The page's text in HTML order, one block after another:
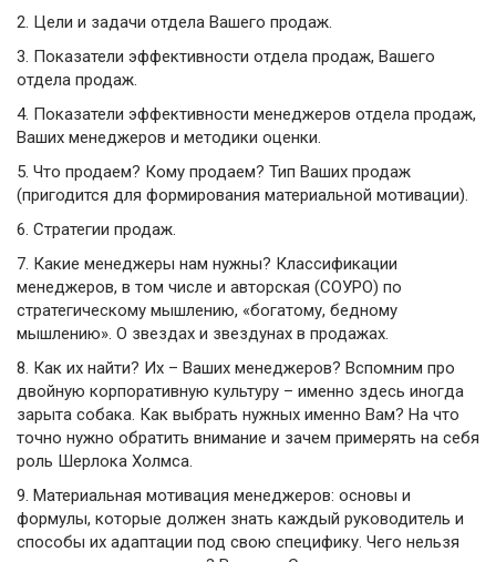
2. Цели и задачи отдела Вашего продаж.
3. Показатели эффективности отдела продаж, Вашего
отдела продаж.
4. Показатели эффективности менеджеров отдела продаж,
Ваших менеджеров и методики оценки.
5. Что продаем? Кому продаем? Тип Ваших продаж
(пригодится для формирования материальной мотивации).
6. Стратегии продаж.
7. Какие менеджеры нам нужны? Классификации
менеджеров, в том числе и авторская (СОУРО) по
стратегическому мышлению, «богатому, бедному
мышлению». О звездах и звездунах в продажах.
8. Как их найти? Их – Ваших менеджеров? Вспомним про
двойную корпоративную культуру – именно здесь иногда
зарыта собака. Как выбрать нужных именно Вам? На что
точно нужно обратить внимание и зачем примерять на себя
роль Шерлока Холмса.
9. Материальная мотивация менеджеров: основы и
формулы, которые должен знать каждый руководитель и
способы их адаптации под свою специфику. Чего нельзя